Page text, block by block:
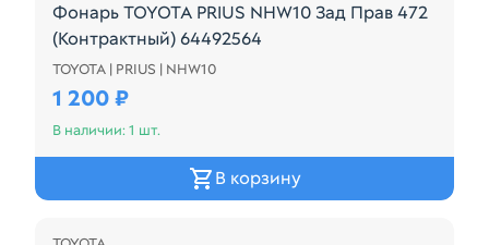
Фонарь TOYOTA PRIUS NHW10 Зад Прав 472
(Контрактный) 64492564
47-2 / Toyota Prius 1 поколение 1997–2003 (NHW10,
TOYOTA | PRIUS | NHW10
1 200 ₽
В наличии: 1 шт.
В корзину